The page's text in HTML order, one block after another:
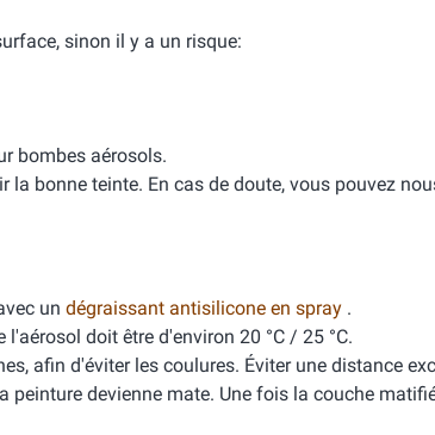
sinon il y a un risque:
bombes aérosols.
la bonne teinte. En cas de doute, vous pouvez
un dégraissant antisilicone en spray .
doit être d'environ 20 °C / 25 °C.
afin d'éviter les coulures. Éviter une distance
peinture devienne mate. Une fois la couche